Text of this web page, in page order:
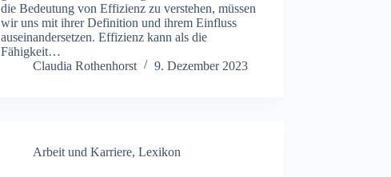
die Bedeutung von Effizienz zu verstehen, müssen
wir uns mit ihrer Definition und ihrem Einfluss
auseinandersetzen. Effizienz kann als die
Fähigkeit…
Claudia Rothenhorst
9. Dezember 2023
Arbeit und Karriere,Lexikon